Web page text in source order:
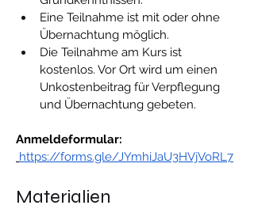
Eine Teilnahme ist mit oder ohne
Übernachtung möglich.
Die Teilnahme am Kurs ist
kostenlos. Vor Ort wird um einen
Unkostenbeitrag für Verpflegung
und Übernachtung gebeten.
Anmeldeformular:
https://forms.gle/JYmhiJaU3HVjVoRL7
Materialien